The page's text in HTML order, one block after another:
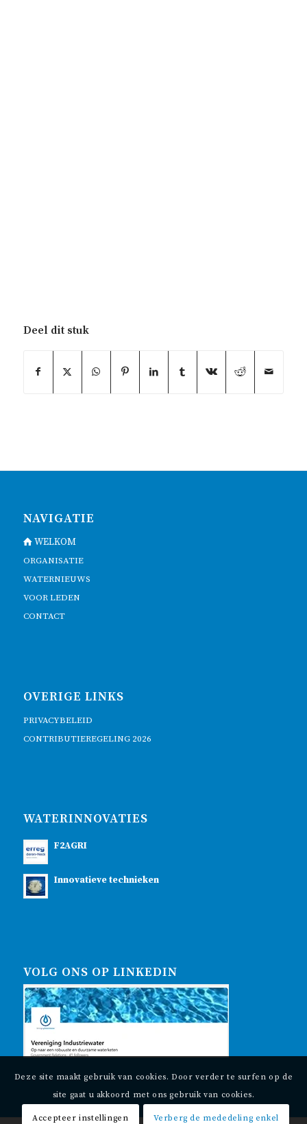
Deel dit stuk
NAVIGATIE
WELKOM
ORGANISATIE
WATERNIEUWS
VOOR LEDEN
CONTACT
OVERIGE LINKS
PRIVACYBELEID
CONTRIBUTIEREGELING 2026
WATERINNOVATIES
F2AGRI
Innovatieve technieken
VOLG ONS OP LINKEDIN
Deze site maakt gebruik van cookies. Door verder te surfen op de
site gaat u akkoord met ons gebruik van cookies.
Accepteer instellingen Verberg de mededeling enkel